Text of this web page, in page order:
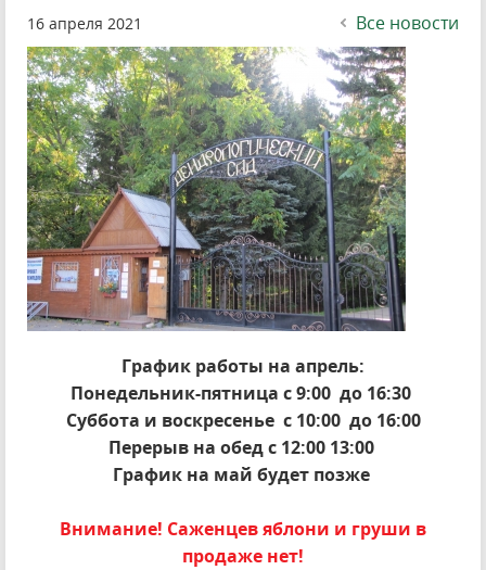
16 апреля 2021 Все новости
График работы на апрель:
Понедельник-пятница с 9:00 до 16:30
Суббота и воскресенье с 10:00 до 16:00
Перерыв на обед с 12:00 13:00
График на май будет позже
Внимание! Саженцев яблони и груши в
продаже нет!